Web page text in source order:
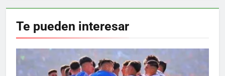
Te pueden interesar
DEPORTES